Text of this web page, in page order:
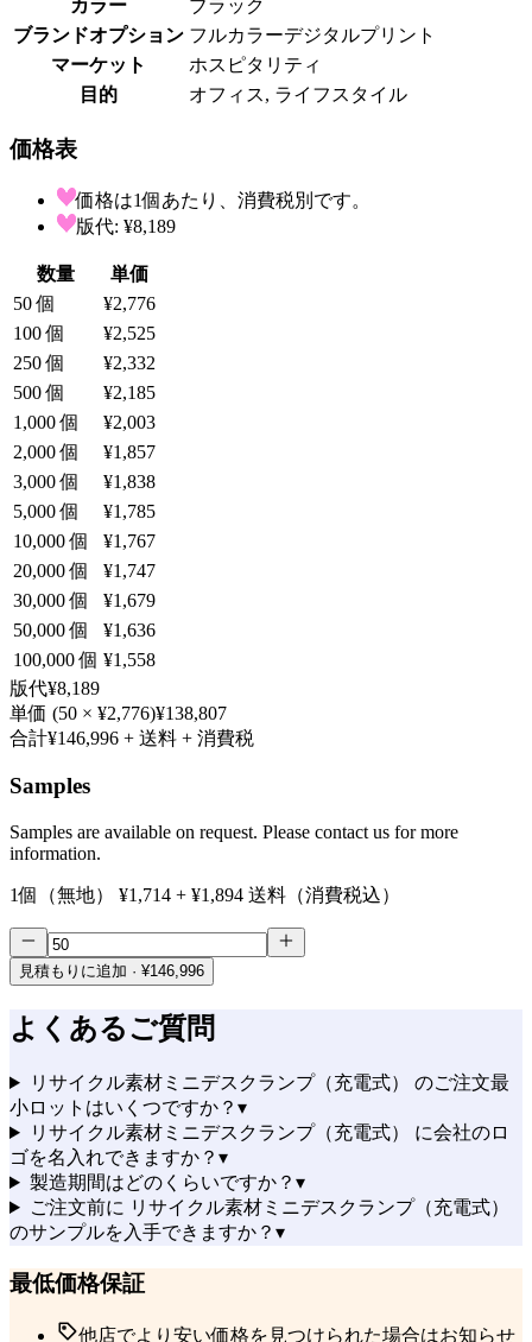
カラー
ブラック
ブランドオプション フルカラーデジタルプリント
マーケット
ホスピタリティ
目的
オフィス, ライフスタイル
価格表
価格は1個あたり、消費税別です。
版代: ¥8,189
数量
単価
50 個
¥2,776
100 個
¥2,525
250 個
¥2,332
500 個
¥2,185
1,000 個
¥2,003
2,000 個
¥1,857
3,000 個
¥1,838
5,000 個
¥1,785
10,000 個
¥1,767
20,000 個
¥1,747
30,000 個
¥1,679
50,000 個
¥1,636
100,000 個 ¥1,558
版代¥8,189
単価 (50 × ¥2,776)¥138,807
合計¥146,996 + 送料 + 消費税
Samples
Samples are available on request. Please contact us for more
information.
1個（無地） ¥1,714 + ¥1,894 送料（消費税込）
見積もりに追加 · ¥146,996
よくあるご質問
リサイクル素材ミニデスクランプ（充電式） のご注文最
小ロットはいくつですか？ ▾
リサイクル素材ミニデスクランプ（充電式） に会社のロ
ゴを名入れできますか？ ▾
製造期間はどのくらいですか？ ▾
ご注文前に リサイクル素材ミニデスクランプ（充電式）
のサンプルを入手できますか？ ▾
最低価格保証
他店でより安い価格を見つけられた場合はお知らせ